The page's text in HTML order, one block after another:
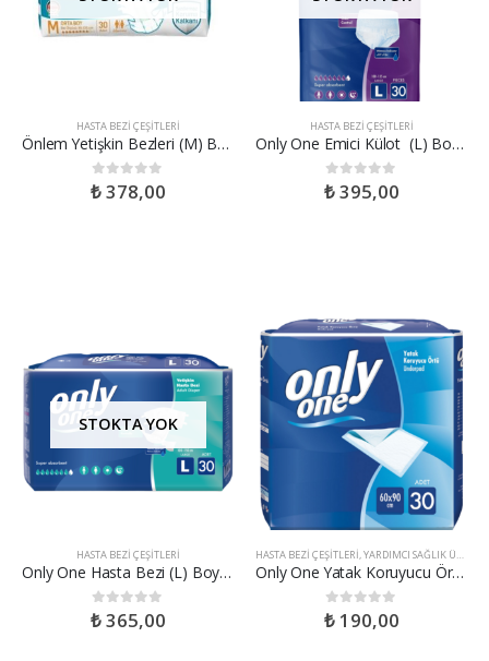
HASTA BEZI ÇEŞITLERI
Önlem Yetişkin Bezleri (M) Boy 30’lu
0 out of 5
₺378,00
HASTA BEZI ÇEŞITLERI
Only One Emici Külot (L) Boy 30’lu
0 out of 5
₺395,00
STOKTA YOK
HASTA BEZI ÇEŞITLERI
Only One Hasta Bezi (L) Boy 30’lu
0 out of 5
₺365,00
HASTA BEZI ÇEŞITLERI,YARDIMCI SAĞLIK ÜRÜNLERI
Only One Yatak Koruyucu Örtü 60×90 Cm-30’lu
0 out of 5
₺190,00